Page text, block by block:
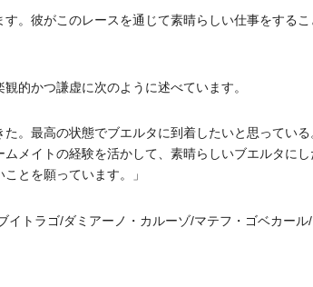
。彼がこのレースを通じて素晴らしい仕事をする
的かつ謙虚に次のように述べています。
。最高の状態でブエルタに到着したいと思ってい
メイトの経験を活かして、素晴らしいブエルタに
とを願っています。」
トラゴ/ダミアーノ・カルーゾ/マテフ・ゴベカー